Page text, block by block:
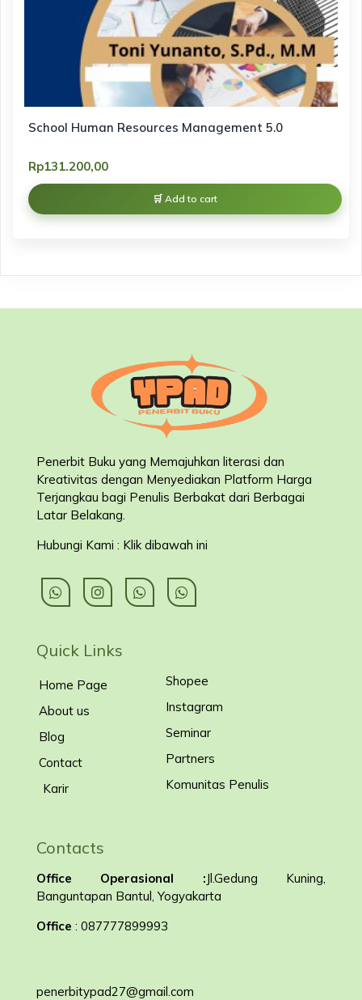
School Human Resources Management 5.0
Rp131.200,00
Add to cart
Penerbit Buku yang Memajuhkan literasi dan
Kreativitas dengan Menyediakan Platform Harga
Terjangkau bagi Penulis Berbakat dari Berbagai
Latar Belakang.
Hubungi Kami : Klik dibawah ini
Quick Links
Home Page
About us
Blog
Contact
Karir
Shopee
Instagram
Seminar
Partners
Komunitas Penulis
Contacts
Office Operasional :Jl.Gedung Kuning,
Banguntapan Bantul, Yogyakarta
Office : 087777899993
penerbitypad27@gmail.com